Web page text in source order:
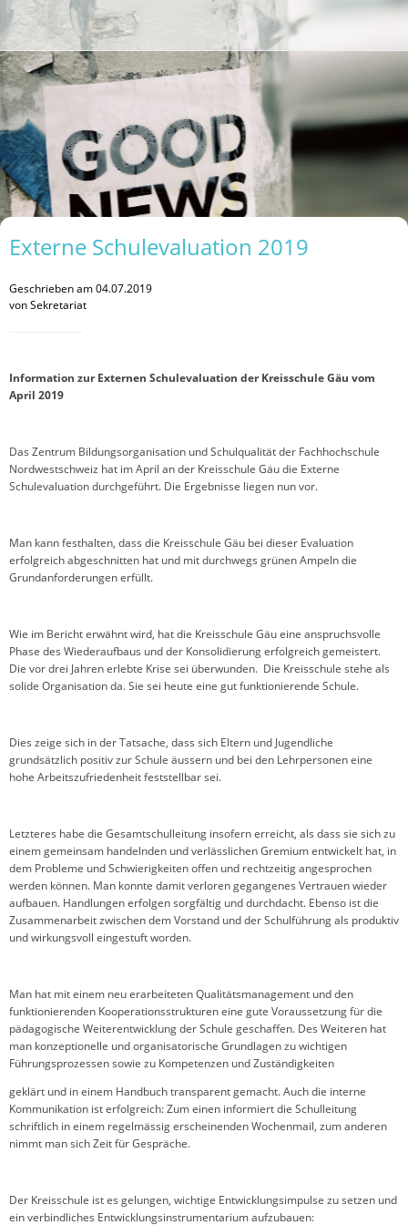
Externe Schulevaluation 2019
Geschrieben am 04.07.2019
von Sekretariat
Information zur Externen Schulevaluation der Kreisschule Gäu vom
April 2019
Das Zentrum Bildungsorganisation und Schulqualität der Fachhochschule
Nordwestschweiz hat im April an der Kreisschule Gäu die Externe
Schulevaluation durchgeführt. Die Ergebnisse liegen nun vor.
Man kann festhalten, dass die Kreisschule Gäu bei dieser Evaluation
erfolgreich abgeschnitten hat und mit durchwegs grünen Ampeln die
Grundanforderungen erfüllt.
Wie im Bericht erwähnt wird, hat die Kreisschule Gäu eine anspruchsvolle
Phase des Wiederaufbaus und der Konsolidierung erfolgreich gemeistert.
Die vor drei Jahren erlebte Krise sei überwunden. Die Kreisschule stehe als
solide Organisation da. Sie sei heute eine gut funktionierende Schule.
Dies zeige sich in der Tatsache, dass sich Eltern und Jugendliche
grundsätzlich positiv zur Schule äussern und bei den Lehrpersonen eine
hohe Arbeitszufriedenheit feststellbar sei.
Letzteres habe die Gesamtschulleitung insofern erreicht, als dass sie sich zu
einem gemeinsam handelnden und verlässlichen Gremium entwickelt hat, in
dem Probleme und Schwierigkeiten offen und rechtzeitig angesprochen
werden können. Man konnte damit verloren gegangenes Vertrauen wieder
aufbauen. Handlungen erfolgen sorgfältig und durchdacht. Ebenso ist die
Zusammenarbeit zwischen dem Vorstand und der Schulführung als produktiv
und wirkungsvoll eingestuft worden.
Man hat mit einem neu erarbeiteten Qualitätsmanagement und den
funktionierenden Kooperationsstrukturen eine gute Voraussetzung für die
pädagogische Weiterentwicklung der Schule geschaffen. Des Weiteren hat
man konzeptionelle und organisatorische Grundlagen zu wichtigen
Führungsprozessen sowie zu Kompetenzen und Zuständigkeiten
geklärt und in einem Handbuch transparent gemacht. Auch die interne
Kommunikation ist erfolgreich: Zum einen informiert die Schulleitung
schriftlich in einem regelmässig erscheinenden Wochenmail, zum anderen
nimmt man sich Zeit für Gespräche.
Der Kreisschule ist es gelungen, wichtige Entwicklungsimpulse zu setzen und
ein verbindliches Entwicklungsinstrumentarium aufzubauen: